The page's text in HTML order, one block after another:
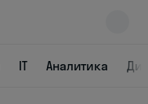
IT Аналитика